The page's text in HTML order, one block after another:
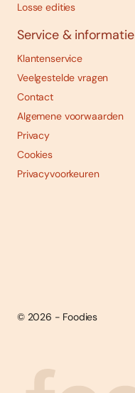
Losse edities
Service & informatie
Klantenservice
Veelgestelde vragen
Contact
Algemene voorwaarden
Privacy
Cookies
Privacyvoorkeuren
© 2026 - Foodies